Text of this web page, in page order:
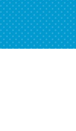
なと凄く思
自分はこの流
hit. Shit.
ートバー